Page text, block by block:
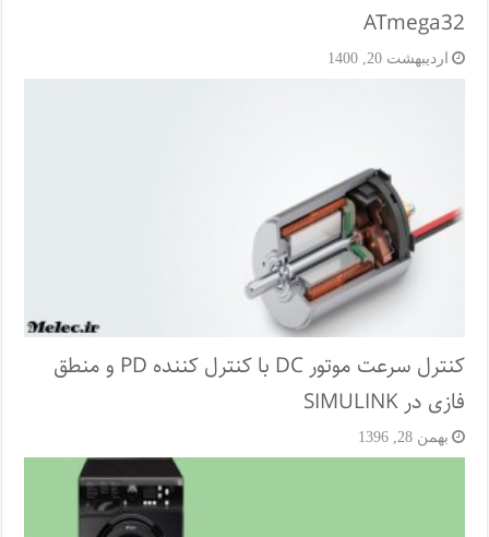
ATmega32
اردیبهشت 20, 1400
کنترل سرعت موتور DC با کنترل کننده PD و منطق
فازی در SIMULINK
بهمن 28, 1396